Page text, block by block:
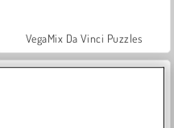
VegaMix Da Vinci Puzzles